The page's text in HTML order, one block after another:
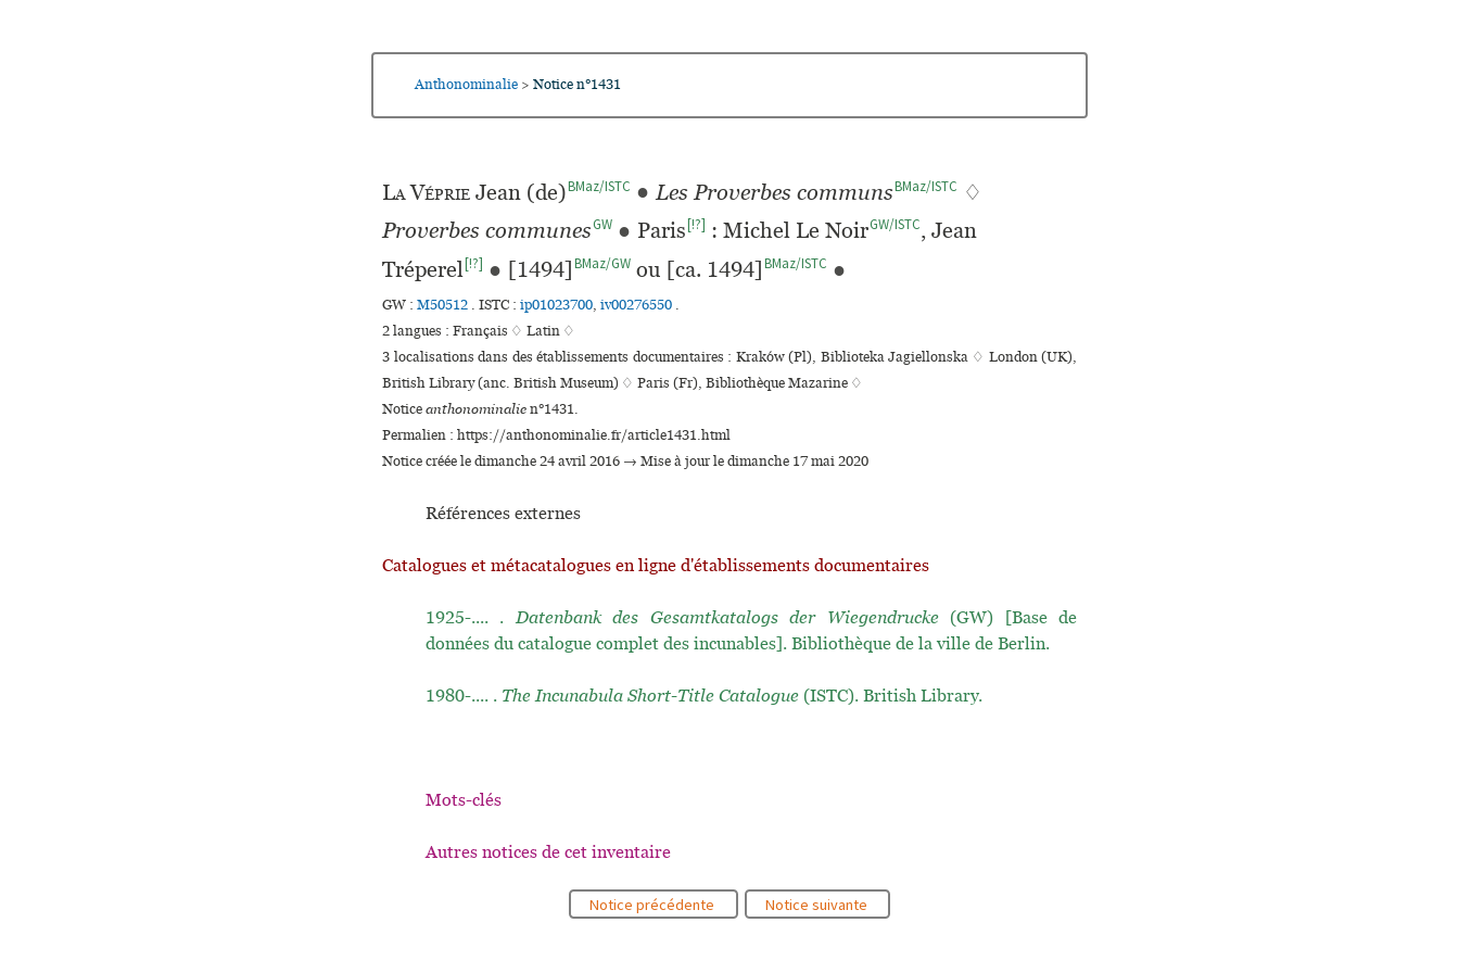
Anthonominalie > Notice n°1431
La Véprie Jean (de)BMaz/ISTC ● Les Proverbes communsBMaz/ISTC ♢
Proverbes communesGW ● Paris[!?] : Michel Le NoirGW/ISTC, Jean
Tréperel[!?] ● [1494] BMaz/GW ou [ca. 1494] BMaz/ISTC ●
GW : M50512 . ISTC : ip01023700, iv00276550 .
2 langues : Français ♢ Latin ♢
3 localisations dans des établissements documentaires : Kraków (Pl), Biblioteka Jagiellonska ♢ London (UK),
British Library (anc. British Museum) ♢ Paris (Fr), Bibliothèque Mazarine ♢
Noticeanthonominalien°1431.
Permalien : https://anthonominalie.fr/article1431.html
Notice créée le dimanche 24 avril 2016 → Mise à jour le dimanche 17 mai 2020
Références externes
Catalogues et métacatalogues en ligne d'établissements documentaires
1925-.... .Datenbank des Gesamtkatalogs der Wiegendrucke(GW) [Base de
données du catalogue complet des incunables]. Bibliothèque de la ville de Berlin.
1980-.... . The Incunabula Short-Title Catalogue (ISTC). British Library.
Mots-clés
Autres notices de cet inventaire
Notice précédente Notice suivante